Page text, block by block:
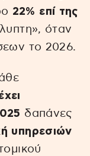
22% επί της
όταν
το 2026.
δαπάνες
υπηρεσιών